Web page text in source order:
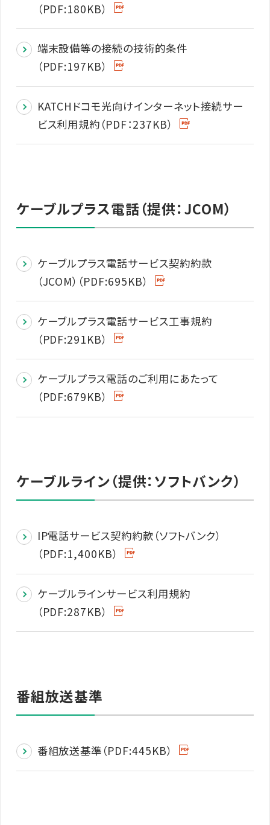
（PDF:180KB）
端末設備等の接続の技術的条件
（PDF:197KB）
KATCHドコモ光向けインターネット接続サー
ビス利用規約（PDF：237KB）
ケーブルプラス電話（提供：JCOM）
ケーブルプラス電話サービス契約約款
（JCOM）（PDF:695KB）
ケーブルプラス電話サービス工事規約
（PDF:291KB）
ケーブルプラス電話のご利用にあたって
（PDF:679KB）
ケーブルライン（提供：ソフトバンク）
IP電話サービス契約約款（ソフトバンク）
（PDF:1,400KB）
ケーブルラインサービス利用規約
（PDF:287KB）
番組放送基準
番組放送基準（PDF:445KB）